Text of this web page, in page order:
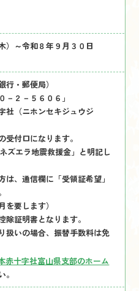
）～令和８年９月３０日
・郵便局）
－２－５６０６」
社（ニホンセキジュウジ
付口になります。
ズエラ地震救援金」と明記し
は、通信欄に「受領証希望」
を要します）
除証明書となります。
扱いの場合、振替手数料は免
赤十字社富山県支部のホーム
。